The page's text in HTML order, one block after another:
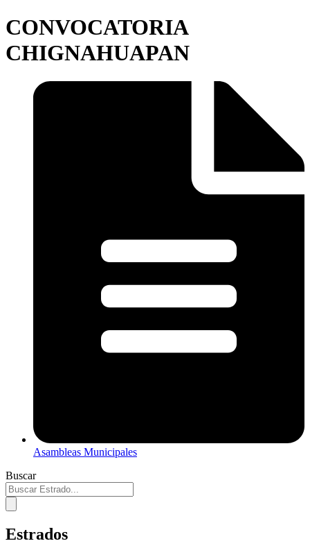
CONVOCATORIA
CHIGNAHUAPAN
Asambleas Municipales
Buscar
Estrados